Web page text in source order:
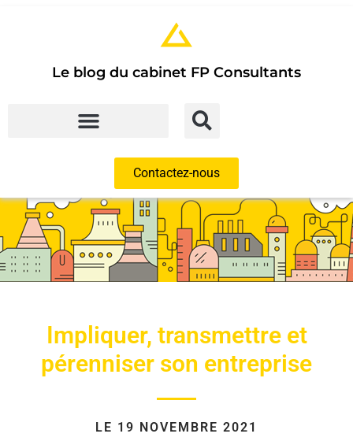
Le blog du cabinet FP Consultants
Contactez-nous
Impliquer, transmettre et
pérenniser son entreprise
LE 19 NOVEMBRE 2021